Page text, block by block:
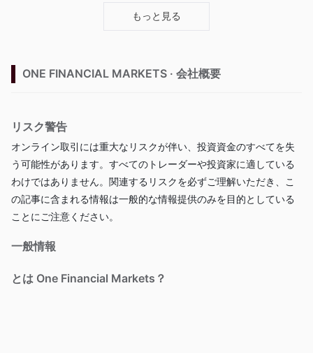
もっと見る
ONE FINANCIAL MARKETS · 会社概要
リスク警告
オンライン取引には重大なリスクが伴い、投資資金のすべてを失
う可能性があります。すべてのトレーダーや投資家に適している
わけではありません。関連するリスクを必ずご理解いただき、こ
の記事に含まれる情報は一般的な情報提供のみを目的としている
ことにご注意ください。
一般情報
とは One Financial Markets？